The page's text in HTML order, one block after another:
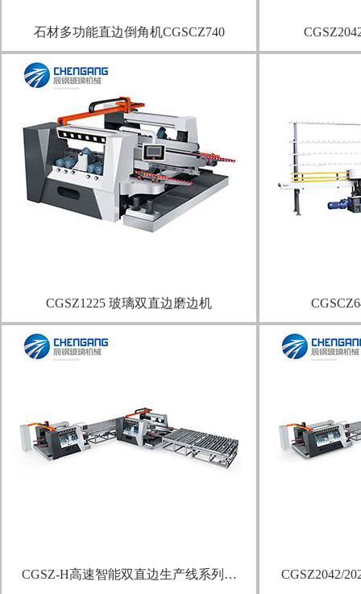
石材多功能直边倒角机CGSCZ740
CGSZ1225 玻璃双直边磨边机
CGSZ-H高速智能双直边生产线系列… CGSZ2042/